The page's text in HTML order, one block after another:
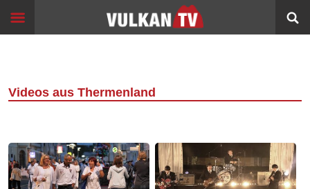
content
Start
Filme
360°
VR
Videos aus Thermenland